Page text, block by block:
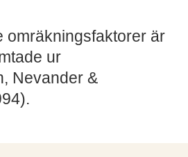
omräkningsfaktorer är
ur
Nevander &